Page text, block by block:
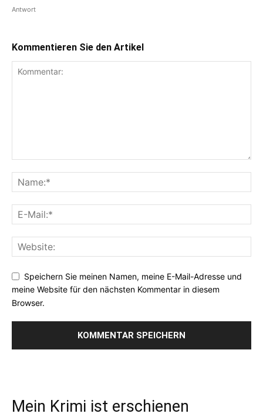
Antwort
Kommentieren Sie den Artikel
Speichern Sie meinen Namen, meine E-Mail-Adresse und
meine Website für den nächsten Kommentar in diesem
Browser.
Mein Krimi ist erschienen